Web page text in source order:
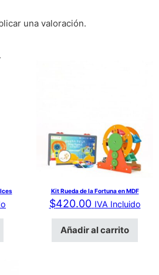
una valoración.
Kit Rueda de la Fortuna en MDF
$420.00 IVA Incluido
Añadir al carrito